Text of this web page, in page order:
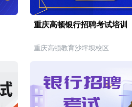
重庆高顿银行招聘考试培训
重庆高顿教育沙坪坝校区